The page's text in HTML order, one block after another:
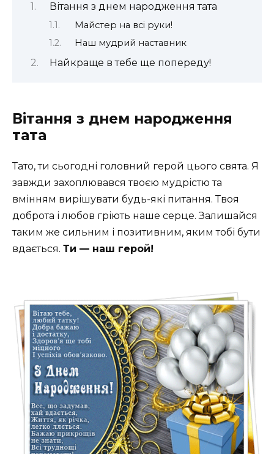
Вітання з днем народження тата
Майстер на всі руки!
Наш мудрий наставник
Найкраще в тебе ще попереду!
Вітання з днем народження
тата
Тато, ти сьогодні головний герой цього свята. Я
завжди захоплювався твоєю мудрістю та
вмінням вирішувати будь-які питання. Твоя
доброта і любов гріють наше серце. Залишайся
таким же сильним і позитивним, яким тобі бути
вдається. Ти — наш герой!